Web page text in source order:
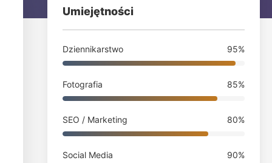
Umiejętności
Dziennikarstwo 95%
Fotografia 85%
SEO / Marketing 80%
Social Media 90%